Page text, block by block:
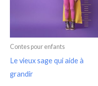
Contes pour enfants
Le vieux sage qui aide à
grandir